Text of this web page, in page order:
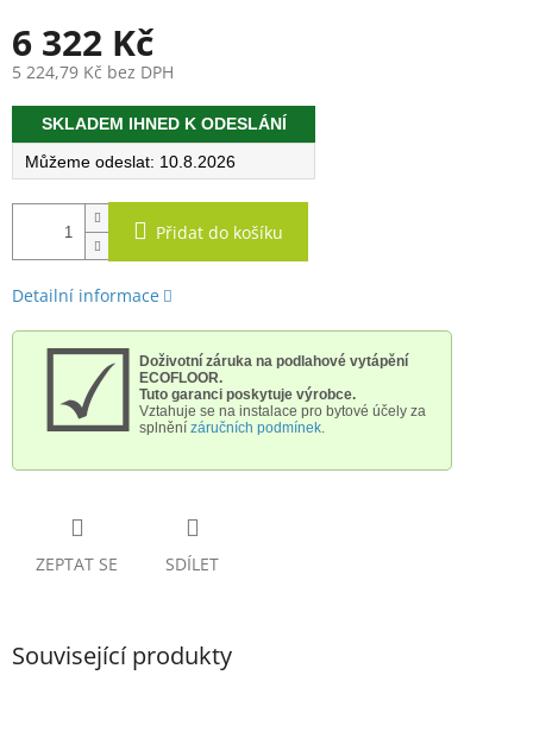
6 322 Kč
5 224,79 Kč bez DPH
Měrná
cena:SKLADEM IHNED K ODESLÁNÍ
10.8.2026
Přidat do košíku
Detailní informace
☑
Doživotní záruka na podlahové vytápění
ECOFLOOR.
Tuto garanci poskytuje výrobce.
Vztahuje se na instalace pro bytové účely za
splnění záručních podmínek.
ZEPTAT SE SDÍLET
Související produkty